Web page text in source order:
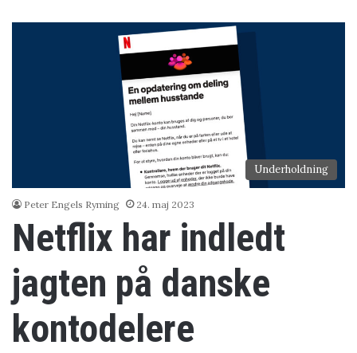
Underholdning
Peter Engels Ryming 24. maj 2023
Netflix har indledt
jagten på danske
kontodelere